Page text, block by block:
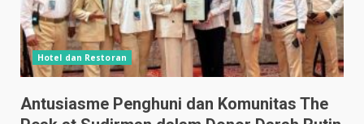
Hotel dan Restoran
Antusiasme Penghuni dan Komunitas The